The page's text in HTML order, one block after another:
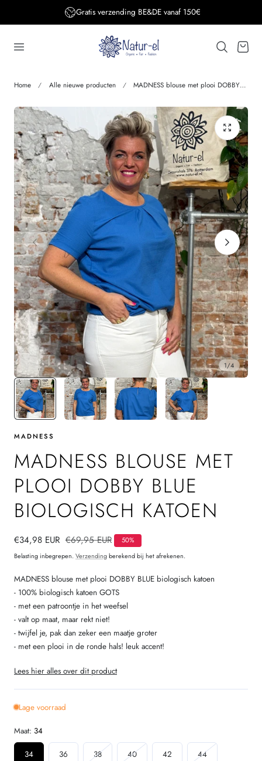
Gratis verzending BE&DE vanaf 150€
Home Alle nieuwe producten MADNESS blouse met plooi DOBBY BLUE biologisch katoen
1/4
MADNESS
MADNESS BLOUSE MET
PLOOI DOBBY BLUE
BIOLOGISCH KATOEN
Verkoopprijs
€34,98 EUR Normale
prijs
€69,95 EUR
50%
Belasting inbegrepen. Verzendingberekend bij het afrekenen.
MADNESS blouse met plooi DOBBY BLUE biologisch katoen
- 100% biologisch katoen GOTS
- met een patroontje in het weefsel
- valt op maat, maar rekt niet!
- twijfel je, pak dan zeker een maatje groter
- met een plooi in de ronde hals! leuk accent!
Lees hier alles over dit product
Lage voorraad
Maat: 34
34 36 38Variant
40Variant
42 44Variant